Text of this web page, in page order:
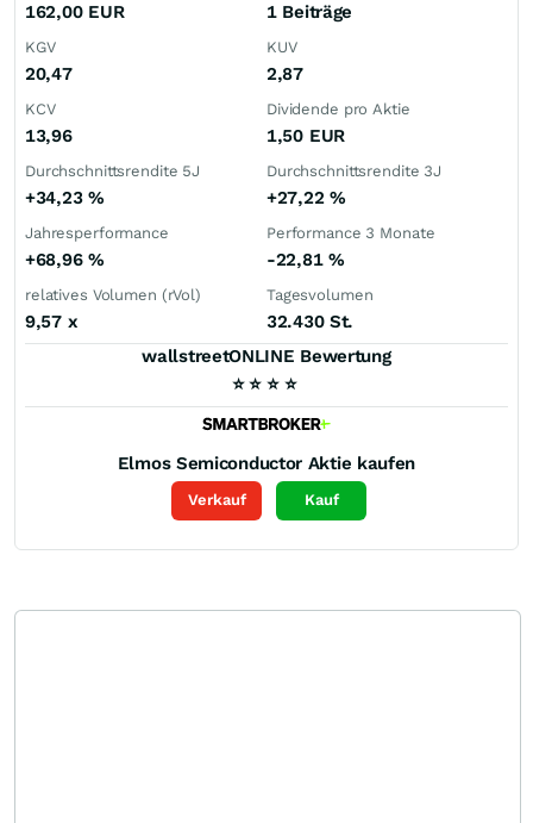
162,00 EUR 1 Beiträge
KGV
20,47
KUV
2,87
KCV
13,96
Dividende pro Aktie
1,50 EUR
Durchschnittsrendite 5J
+34,23 %
Durchschnittsrendite 3J
+27,22 %
Jahresperformance
+68,96 %
Performance 3 Monate
-22,81 %
relatives Volumen (rVol)
9,57 x
Tagesvolumen
32.430 St.
wallstreetONLINE Bewertung
⭐ ⭐ ⭐ ⭐
Elmos Semiconductor Aktie kaufen
Verkauf Kauf